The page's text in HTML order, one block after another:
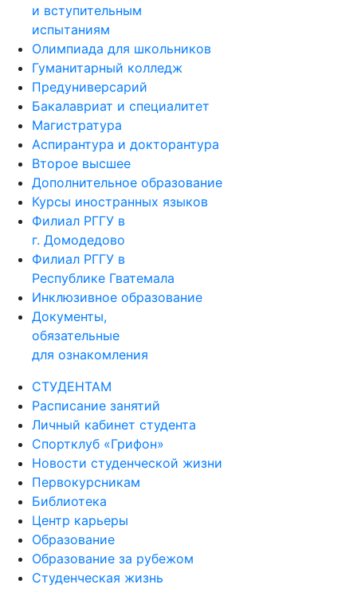
и вступительным
испытаниям
Олимпиада для школьников
Гуманитарный колледж
Предуниверсарий
Бакалавриат и специалитет
Магистратура
Аспирантура и докторантура
Второе высшее
Дополнительное образование
Курсы иностранных языков
Филиал РГГУ в
г. Домодедово
Филиал РГГУ в
Республике Гватемала
Инклюзивное образование
Документы,
обязательные
для ознакомления
СТУДЕНТАМ
Расписание занятий
Личный кабинет студента
Спортклуб «Грифон»
Новости студенческой жизни
Первокурсникам
Библиотека
Центр карьеры
Образование
Образование за рубежом
Студенческая жизнь